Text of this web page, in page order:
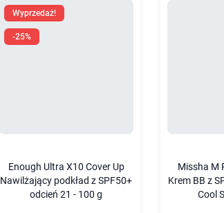
Wyprzedaż!
-25%
Enough Ultra X10 Cover Up
Nawilżający podkład z SPF50+
odcień 21 - 100 g
Missha M
Krem BB z
Cool